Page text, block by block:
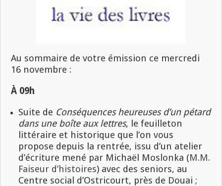
Au sommaire de votre émission ce mercredi
16 novembre :
À 09h
Suite de Conséquences heureuses d’un pétard
dans une boîte aux lettres, le feuilleton
littéraire et historique que l’on vous
propose depuis la rentrée, issu d’un atelier
d’écriture mené par Michaël Moslonka (M.M.
Faiseur d’histoires) avec des seniors, au
Centre social d’Ostricourt, près de Douai ;